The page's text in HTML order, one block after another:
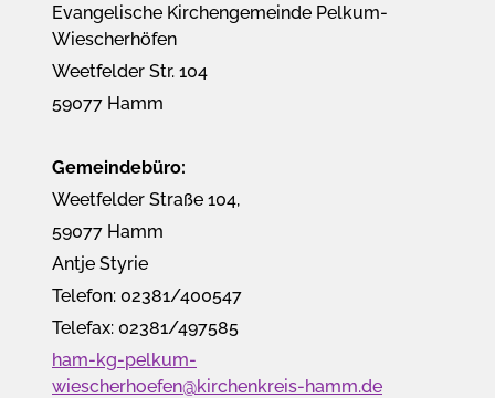
Evangelische Kirchengemeinde Pelkum-
Wiescherhöfen
Weetfelder Str. 104
59077 Hamm
Gemeindebüro:
Weetfelder Straße 104,
59077 Hamm
Antje Styrie
Telefon: 02381/400547
Telefax: 02381/497585
ham-kg-pelkum-
wiescherhoefen@kirchenkreis-hamm.de